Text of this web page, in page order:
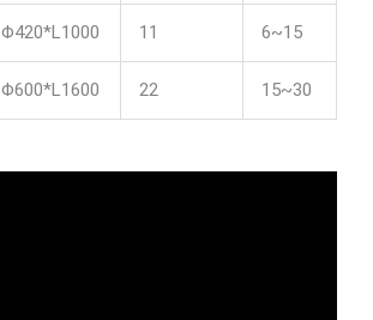
Φ420*L1000 11 6~15
Φ600*L1600 22 15~30